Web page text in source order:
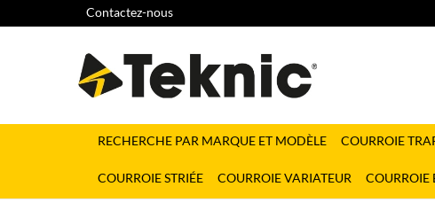
Contactez-nous
RECHERCHE PAR MARQUE ET MODÈLE COURROIE
COURROIE STRIÉE COURROIE VARIATEUR COURROIE